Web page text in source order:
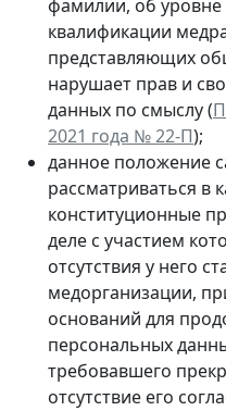
фамилии, об уровне
квалификации
представляющих
нарушает прав и
данных по смыслу (
2021 года № 22-П);
данное положение
рассматриваться в
конституционные
деле с участием
отсутствия у него
медорганизации,
оснований для
персональных
требовавшего
отсутствие его